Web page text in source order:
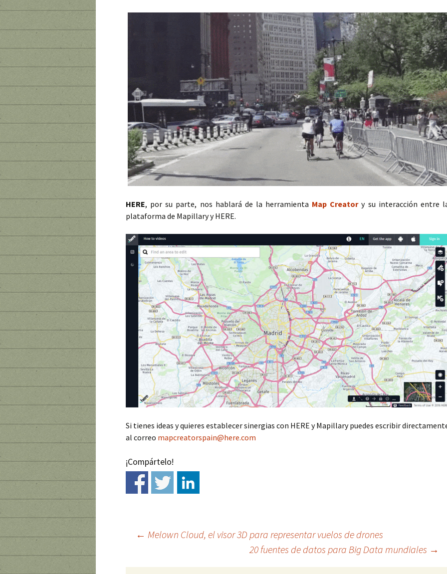
HERE, por su parte, nos hablará de la herramienta Map Creator y su interacción entre
plataforma de Mapillary y HERE.
Si tienes ideas y quieres establecer sinergias con HERE y Mapillary puedes escribir
al correo mapcreatorspain@here.com
¡Compártelo!
← Melown Cloud, el visor 3D para representar vuelos de drones
20 fuentes de datos para Big Data mundiales →